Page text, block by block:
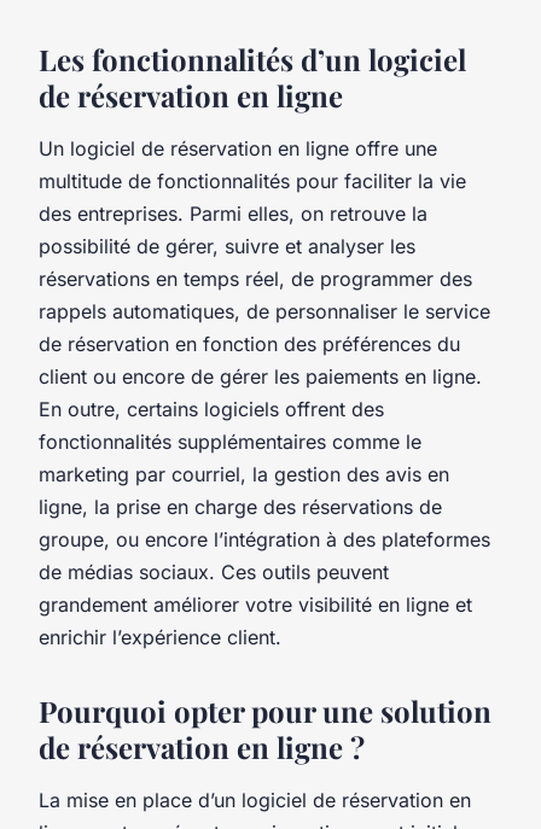
Les fonctionnalités d’un logiciel
de réservation en ligne
Un logiciel de réservation en ligne offre une
multitude de fonctionnalités pour faciliter la vie
des entreprises. Parmi elles, on retrouve la
possibilité de gérer, suivre et analyser les
réservations en temps réel, de programmer des
rappels automatiques, de personnaliser le service
de réservation en fonction des préférences du
client ou encore de gérer les paiements en ligne.
En outre, certains logiciels offrent des
fonctionnalités supplémentaires comme le
marketing par courriel, la gestion des avis en
ligne, la prise en charge des réservations de
groupe, ou encore l’intégration à des plateformes
de médias sociaux. Ces outils peuvent
grandement améliorer votre visibilité en ligne et
enrichir l’expérience client.
Pourquoi opter pour une solution
de réservation en ligne ?
La mise en place d’un logiciel de réservation en